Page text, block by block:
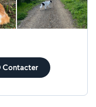
Contacter